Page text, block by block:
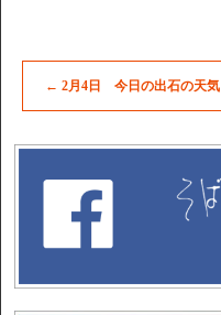
← 2月4日 今日の出石の天気